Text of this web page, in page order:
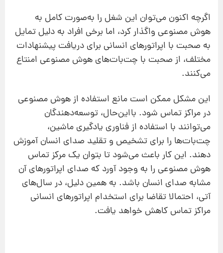
اگرچه اکنون می‌توان این شغل را به‌صورت کامل به
هوش مصنوعی واگذار کرد، اما برخی افراد به دلیل تمایل
به صحبت با اپراتورهای انسانی برای دریافت پیشنهادات
مختلف، از صحبت با چت‌بات‌های هوش مصنوعی امنتاع
می‌کنند.
این مشکل ممکن است مانع استفاده از هوش مصنوعی
در مراکز تماس شود. بااین‌حال، توسعه‌دهندگان
می‌توانند با استفاده از فناوری یادگیری ماشین،
چت‌بات‌ها را برای تشخیص و تقلید صدای انسان آموزش
دهند. این کار باعث می‌شود تا بتوان یک مرکز تماس
هوش مصنوعی را به وجود آورد که صدای اپراتورهای آن
مشابه صدای انسان باشد. به همین دلیل، در سال‌های
آتی، احتمالا تقاضا برای استخدام اپراتورهای انسانی
مراکز تماس کاهش خواهد یافت.